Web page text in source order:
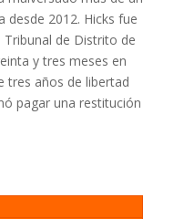
desde 2012. Hicks fue
de Distrito de
y tres meses en
tres años de libertad
pagar una restitución